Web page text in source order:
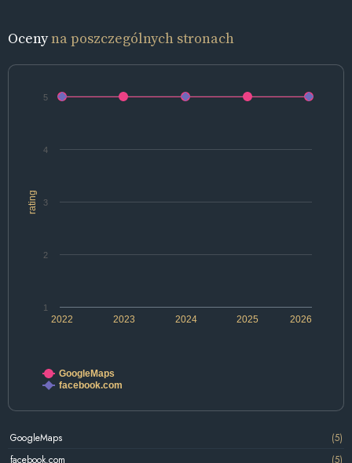
Ocenyna poszczególnych stronach
rating
2022 2024 2026
2023 2025
1
2
3
4
5
GoogleMaps
facebook.com
GoogleMaps
(5)
facebook.com
(5)